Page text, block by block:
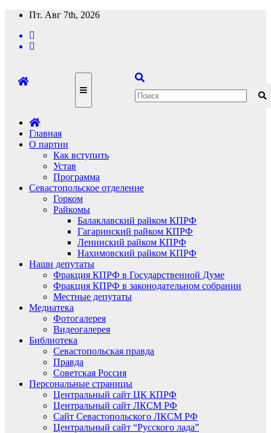
Перейти
содержимому
Пт. Авг 7th, 2026
Главная
О партии
Как вступить
Устав
Программа
Севастопольское отделение
Горком
Райкомы
Балаклавский райком КПРФ
Гагаринский райком КПРФ
Ленинский райком КПРФ
Нахимовский райком КПРФ
Наши депутаты
Фракция КПРФ в Государственной Думе
Фракция КПРФ в законодательном собрании
Местные депутаты
Медиатека
Фотогалерея
Видеогалерея
Библиотека
Севастопольская правда
Правда
Советская Россия
Персональные страницы
Центральный сайт ЦК КПРФ
Центральный сайт ЛКСМ РФ
Сайт Севастопольского ЛКСМ РФ
Центральный сайт “Русского лада”